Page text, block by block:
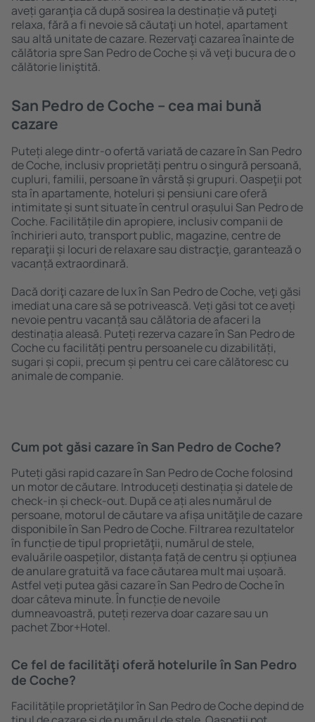
aveți garanţia că după sosirea la destinație vă puteţi
relaxa, fără a fi nevoie să căutaţi un hotel, apartament
sau altă unitate de cazare. Rezervaţi cazarea înainte de
călătoria spre San Pedro de Coche și vă veţi bucura de o
călătorie liniştită.
San Pedro de Coche – cea mai bună
cazare
Puteți alege dintr-o ofertă variată de cazare în San Pedro
de Coche, inclusiv proprietăți pentru o singură persoană,
cupluri, familii, persoane ȋn vârstă și grupuri. Oaspeţii pot
sta în apartamente, hoteluri și pensiuni care oferă
intimitate și sunt situate în centrul orașului San Pedro de
Coche. Facilitățile din apropiere, inclusiv companii de
închirieri auto, transport public, magazine, centre de
reparaţii și locuri de relaxare sau distracţie, garantează o
vacanță extraordinară.
Dacă doriţi cazare de lux în San Pedro de Coche, veţi găsi
imediat una care să se potrivească. Veți găsi tot ce aveți
nevoie pentru vacanță sau călătoria de afaceri la
destinația aleasă. Puteți rezerva cazare în San Pedro de
Coche cu facilități pentru persoanele cu dizabilități,
sugari și copii, precum și pentru cei care călătoresc cu
animale de companie.
Cum pot găsi cazare în San Pedro de Coche?
Puteți găsi rapid cazare în San Pedro de Coche folosind
un motor de căutare. Introduceți destinația și datele de
check-in și check-out. După ce ați ales numărul de
persoane, motorul de căutare va afișa unităţile de cazare
disponibile în San Pedro de Coche. Filtrarea rezultatelor
în funcție de tipul proprietăţii, numărul de stele,
evaluările oaspeților, distanța față de centru și opțiunea
de anulare gratuită va face căutarea mult mai ușoară.
Astfel veți putea găsi cazare în San Pedro de Coche în
doar câteva minute. În funcție de nevoile
dumneavoastră, puteți rezerva doar cazare sau un
pachet Zbor+Hotel.
Ce fel de facilităţi oferă hotelurile în San Pedro
de Coche?
Facilitățile proprietăţilor în San Pedro de Coche depind de